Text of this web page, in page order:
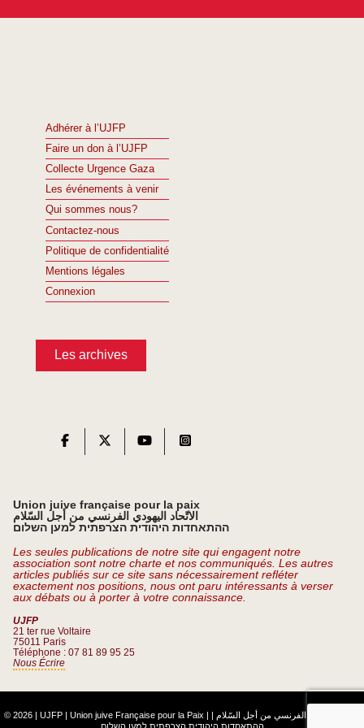
Adhérer à l’UJFP
Faire un don à l’UJFP
Collecte Urgence Gaza
Les événements à venir
Qui sommes nous?
Contactez-nous
Politique de confidentialité
Mentions légales
Connexion
Les archives
Union juive française pour la paix
الاتّحاد اليهودي الفرنسي من أجل السّلام
ההתאחדות היהודית הצרפתית למען השלום
Les seules publications de notre site qui engagent notre
association sont notre charte et nos communiqués. Les autres
articles publiés sur ce site sans nécessairement refléter
exactement nos positions, nous ont paru intéressants à verser
aux débats ou à porter à votre connaissance.
UJFP
21 ter rue Voltaire
75011 Paris
Téléphone : 07 81 89 95 25
Nous Écrire
© 2026 | UJFP | Union juive Française pour la Paix | الاتّحاد اليهودي الفرنسي من أجل السّلام |